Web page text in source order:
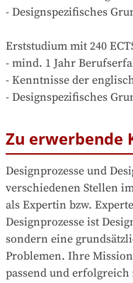
- Designspezifisches
Erststudium mit 240
- mind. 1 Jahr
- Kenntnisse der
- Designspezifisches
Zu erwerbende
Designprozesse und
verschiedenen Stellen
als Expertin bzw.
Designprozesse ist
sondern eine
Problemen. Ihre
passend und erfolgreich